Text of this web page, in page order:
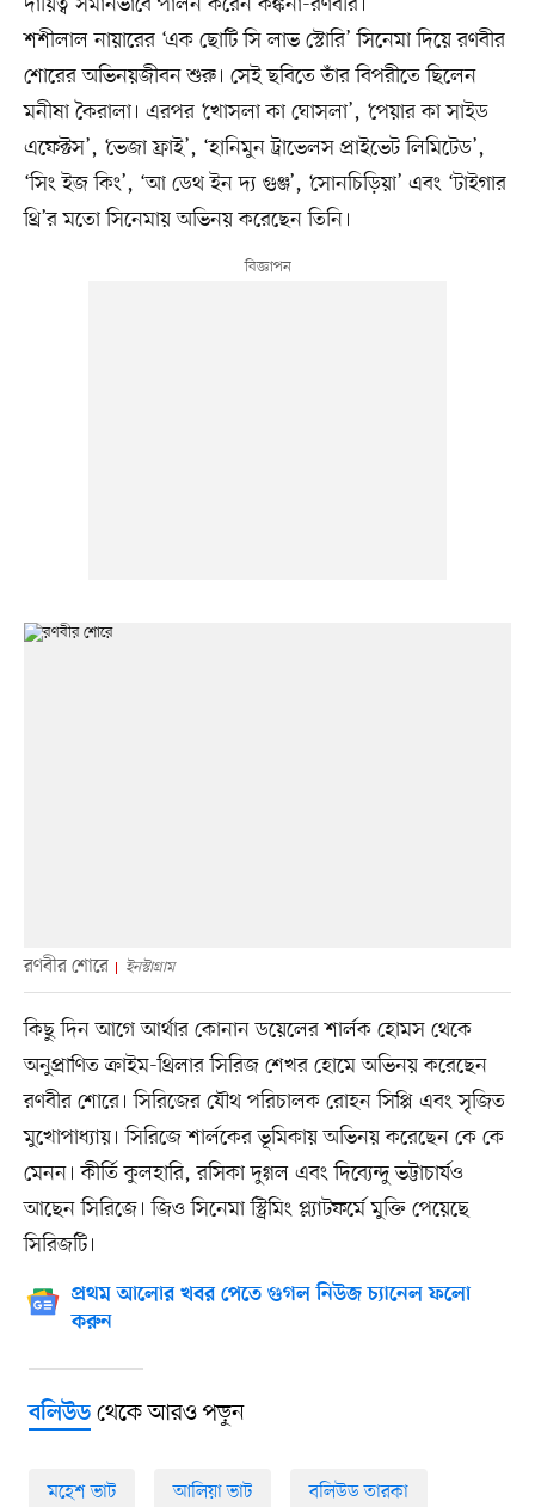
শশীলাল নায়ারের ‘এক ছোটি সি লাভ স্টোরি’ সিনেমা দিয়ে রণবীর
শোরের অভিনয়জীবন শুরু। সেই ছবিতে তাঁর বিপরীতে ছিলেন
মনীষা কৈরালা। এরপর ‘খোসলা কা ঘোসলা’, ‘পেয়ার কা সাইড
এফেক্টস’, ‘ভেজা ফ্রাই’, ‘হানিমুন ট্রাভেলস প্রাইভেট লিমিটেড’,
‘সিং ইজ কিং’, ‘আ ডেথ ইন দ্য গুঞ্জ’, ‘সোনচিড়িয়া’ এবং ‘টাইগার
থ্রি’র মতো সিনেমায় অভিনয় করেছেন তিনি।
রণবীর শোরে ইনস্টাগ্রাম
কিছু দিন আগে আর্থার কোনান ডয়েলের শার্লক হোমস থেকে
অনুপ্রাণিত ক্রাইম-থ্রিলার সিরিজ শেখর হোমে অভিনয় করেছেন
রণবীর শোরে। সিরিজের যৌথ পরিচালক রোহন সিপ্পি এবং সৃজিত
মুখোপাধ্যায়। সিরিজে শার্লকের ভূমিকায় অভিনয় করেছেন কে কে
মেনন। কীর্তি কুলহারি, রসিকা দুগ্গল এবং দিব্যেন্দু ভট্টাচার্যও
আছেন সিরিজে। জিও সিনেমা স্ট্রিমিং প্ল্যাটফর্মে মুক্তি পেয়েছে
সিরিজটি।
প্রথম আলোর খবর পেতে গুগল নিউজ চ্যানেল ফলো
করুন
বলিউডথেকে আরও পড়ুন
মহেশ ভাট আলিয়া ভাট বলিউড তারকা